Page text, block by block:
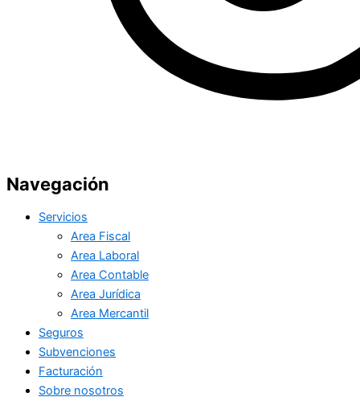
Navegación
Servicios
Area Fiscal
Area Laboral
Area Contable
Area Jurídica
Area Mercantil
Seguros
Subvenciones
Facturación
Sobre nosotros